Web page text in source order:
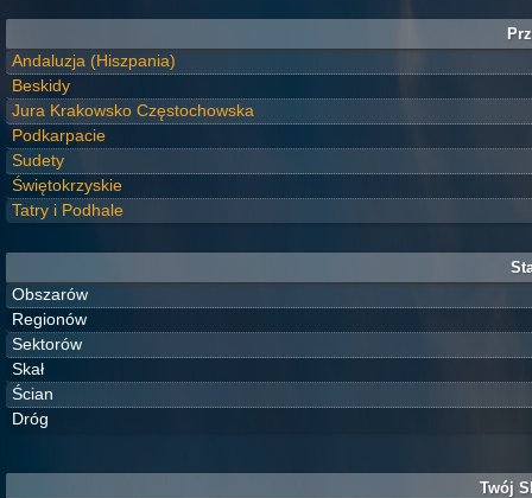
Andaluzja (Hiszpania)
Beskidy
Jura Krakowsko Częstochowska
Podkarpacie
Sudety
Świętokrzyskie
Tatry i Podhale
Obszarów
Regionów
Sektorów
Skał
Ścian
Dróg
Twój